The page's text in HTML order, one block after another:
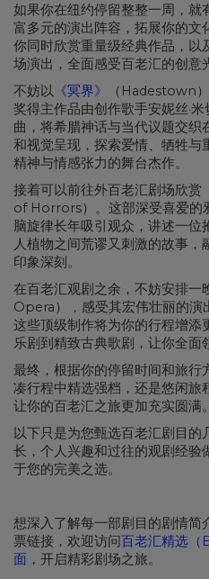
如果你在纽约停留整整一周，就
富多元的演出阵容，拓展你的文
你同时欣赏重量级经典作品，以
场演出，全面感受百老汇的创意
不妨以 《冥界》
（Hadestown
奖得主作品由创作歌手安妮丝·
曲，将希腊神话与当代议题交织
和视觉呈现，探索爱情、牺牲与
精神与情感张力的舞台杰作。
接着可以前往外百老汇剧场欣赏
of Horrors）。这部深受喜爱的
脑旋律长年吸引观众，讲述一位
人植物之间荒谬又刺激的故事
印象深刻。
在百老汇观剧之余，不妨安排一
Opera），感受其宏伟壮丽的演
这些顶级制作将为你的行程增添
乐剧到精致古典歌剧，让你全面
最终，根据你的停留时间和旅行
凑行程中精选强档，还是悠闲旅
让你的百老汇之旅更加充实圆满。
以下只是为您甄选百老汇剧目
长，个人兴趣和过往的观剧经验
于您的完美之选。
想深入了解每一部剧目的剧情简
票链接，欢迎访问百老汇精选
面 ，开启精彩剧场之旅。